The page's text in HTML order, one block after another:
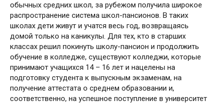
обычных средних школ, за рубежом получила широкое
распространение система школ-пансионов. В таких
школах дети живут и учатся весь год, возвращаясь
домой только на каникулы. Для тех, кто в старших
классах решил покинуть школу-пансион и продолжить
обучение в колледже, существуют колледжи, которые
принимают учащихся 14 – 16 лет и нацелены на
подготовку студента к выпускным экзаменам, на
получение аттестата о среднем образовании и,
соответственно, на успешное поступление в университет